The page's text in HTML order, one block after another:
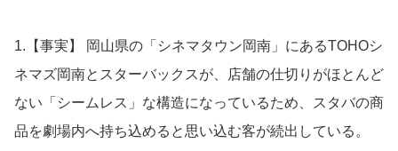
1.【事実】 岡山県の「シネマタウン岡南」にあるTOHOシ
ネマズ岡南とスターバックスが、店舗の仕切りがほとんど
ない「シームレス」な構造になっているため、スタバの商
品を劇場内へ持ち込めると思い込む客が続出している。